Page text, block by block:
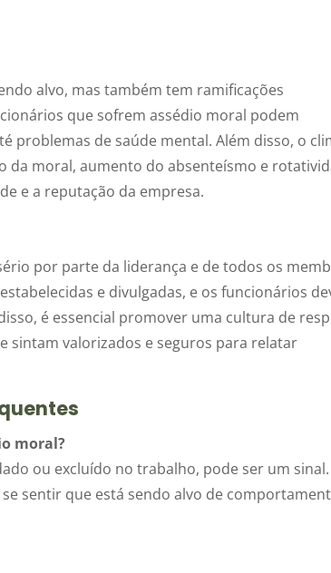
alvo, mas também tem ramificações
que sofrem assédio moral podem
problemas de saúde mental. Além disso, o
moral, aumento do absenteísmo e
e a reputação da empresa.
por parte da liderança e de todos os
e divulgadas, e os funcionários
é essencial promover uma cultura de
sintam valorizados e seguros para relatar
moral?
ou excluído no trabalho, pode ser um sinal.
sentir que está sendo alvo de